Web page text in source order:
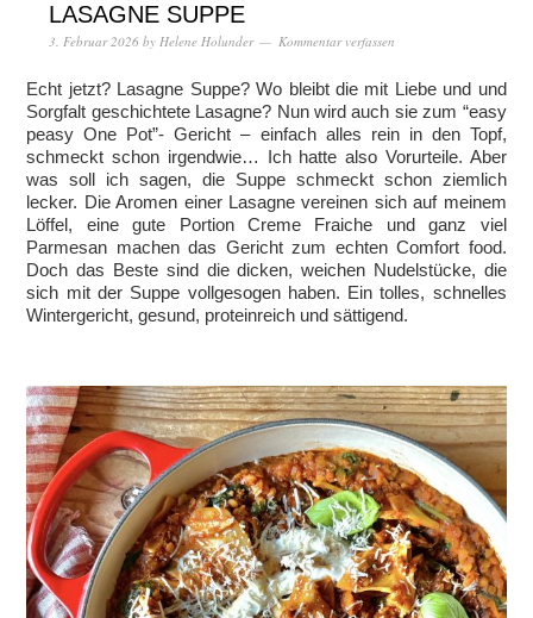
LASAGNE SUPPE
3. Februar 2026 by Helene Holunder Kommentar verfassen
Echt jetzt? Lasagne Suppe? Wo bleibt die mit Liebe und und
Sorgfalt geschichtete Lasagne? Nun wird auch sie zum “easy
peasy One Pot”- Gericht – einfach alles rein in den Topf,
schmeckt schon irgendwie… Ich hatte also Vorurteile. Aber
was soll ich sagen, die Suppe schmeckt schon ziemlich
lecker. Die Aromen einer Lasagne vereinen sich auf meinem
Löffel, eine gute Portion Creme Fraiche und ganz viel
Parmesan machen das Gericht zum echten Comfort food.
Doch das Beste sind die dicken, weichen Nudelstücke, die
sich mit der Suppe vollgesogen haben. Ein tolles, schnelles
Wintergericht, gesund, proteinreich und sättigend.